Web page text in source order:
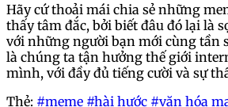
Hãy cứ thoải mái chia sẻ những
thấy tâm đắc, bởi biết đâu đó lại là
với những người bạn mới cùng tần
là chúng ta tận hưởng thế giới
mình, với đầy đủ tiếng cười và sự
Thẻ: #meme #hài hước #văn hóa